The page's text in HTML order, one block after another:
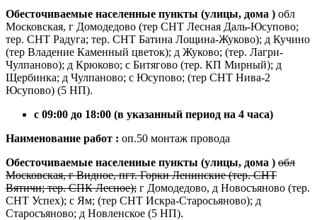
Обесточиваемые населенные пункты (улицы, дома ) обл
Московская, г Домодедово (тер СНТ Лесная Даль-Юсупово;
тер. СНТ Радуга; тер. СНТ Батина Лощина-Жуково); д Кучино
(тер Владение Каменный цветок); д Жуково; (тер. Лагри-
Чулпаново); д Крюково; с Битягово (тер. КП Мирный); д
Щербинка; д Чулпаново; с Юсупово; (тер СНТ Нива-2
Юсупово) (5 НП).
с 09:00 до 18:00 (в указанный период на 4 часа)
Наименование работ : оп.50 монтаж провода
Обесточиваемые населенные пункты (улицы, дома ) обл
Московская, г Видное, пгт. Горки Ленинские (тер. СНТ
Вятичи; тер. СПК Лесное); г Домодедово, д Новосъяново (тер.
СНТ Успех); с Ям; (тер СНТ Искра-Старосьяново); д
Старосъяново; д Новленское (5 НП).